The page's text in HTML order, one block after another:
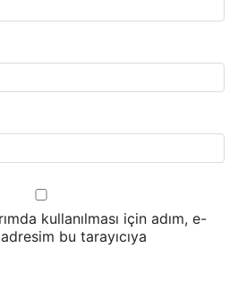
kullanılması için adım, e-
bu tarayıcıya